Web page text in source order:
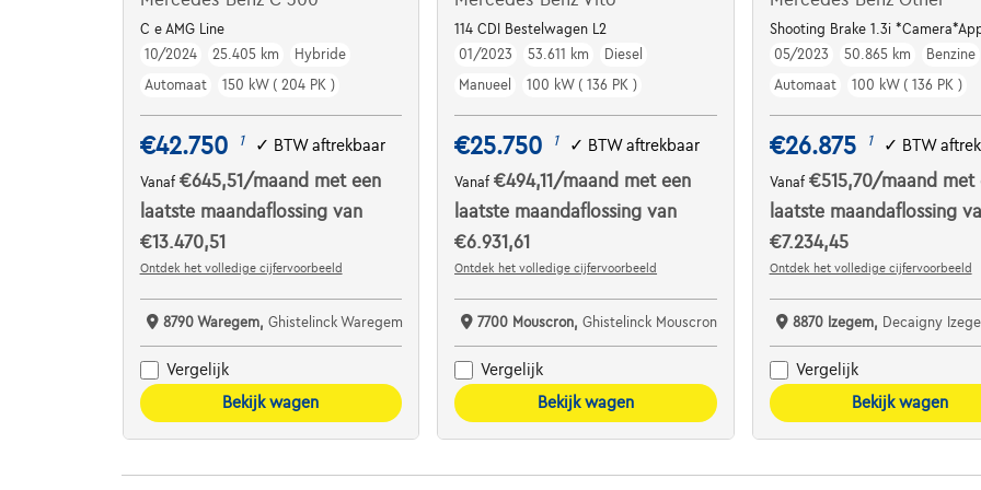
C e AMG Line
10/2024
25.405 km
Hybride
Automaat
150 kW ( 204 PK )
€42.750 1 ✓ BTW aftrekbaar
Vanaf €645,51 /maand met een
laatste maandaflossing van
€13.470,51
Ontdek het volledige cijfervoorbeeld
8790 Waregem, Ghistelinck Waregem
Vergelijk
Bekijk wagen
114 CDI Bestelwagen L2
01/2023
53.611 km
Diesel
Manueel
100 kW ( 136 PK )
€25.750 1 ✓ BTW aftrekbaar
Vanaf€494,11 /maand met een
laatste maandaflossing van
€6.931,61
Ontdek het volledige cijfervoorbeeld
7700 Mouscron,Ghistelinck Mouscron
Vergelijk
Bekijk wagen
Shooting Brake 1.3i
05/2023
50.865 km
Benzine
Automaat
100 kW ( 136 PK )
€26.875 1 ✓ BTW
Vanaf €515,70/maand met
laatste maandaflossing
€7.234,45
Ontdek het volledige cijfervoorbeeld
8870 Izegem, Decaigny
Vergelijk
Bekijk wagen